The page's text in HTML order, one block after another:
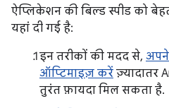
ऐप्लिकेशन की बिल्ड स्पीड को
यहां दी गई है:
इन तरीकों की मदद से, अपने
ऑप्टिमाइज़ करें ज़्यादातर
तुरंत फ़ायदा मिल सकता है.